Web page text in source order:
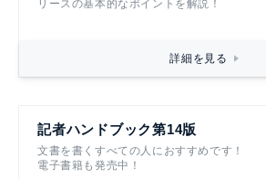
リースの基本的なポイントを解説！
詳細を見る
記者ハンドブック第14版
文書を書くすべての人におすすめです！
電子書籍も発売中！